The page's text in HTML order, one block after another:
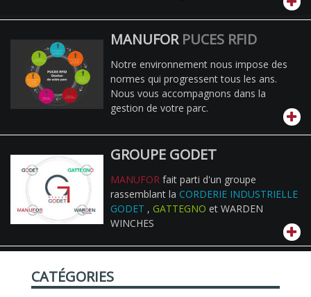
MANUFOR PUCES RFID
Notre environnement nous impose des
normes qui progressent tous les ans.
Nous vous accompagnons dans la
gestion de votre parc.
GROUPE GODET
MANUFOR fait parti d'un groupe
rassemblant la CORDERIE INDUSTRIELLE
GODET , GATTEGNO et WARDEN
WINCHES
CATÉGORIES